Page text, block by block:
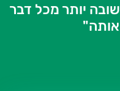
יותר מכל דבר